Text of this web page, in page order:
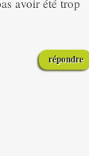
avoir été trop
répondre